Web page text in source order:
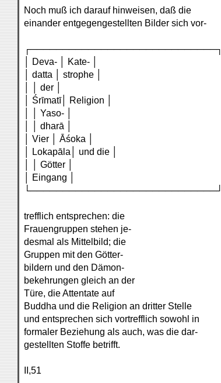
Noch muß ich darauf hinweisen, daß die
einander entgegengestellten Bilder sich vor-
┌─────────────────────────────┐
│ Deva- │ Kate- │
│ datta │ strophe │
│ │ der │
│ Śrīmatī│ Religion │
│ │ Yaso- │
│ │ dharā │
│ Vier │ Āśoka │
│ Lokapāla│ und die │
│ │ Götter │
│ Eingang │
└─────────────────────────────┘
trefflich entsprechen: die
Frauengruppen stehen je-
desmal als Mittelbild; die
Gruppen mit den Götter-
bildern und den Dämon-
bekehrungen gleich an der
Türe, die Attentate auf
Buddha und die Religion an dritter Stelle
und entsprechen sich vortrefflich sowohl in
formaler Beziehung als auch, was die dar-
gestellten Stoffe betrifft.
II,51